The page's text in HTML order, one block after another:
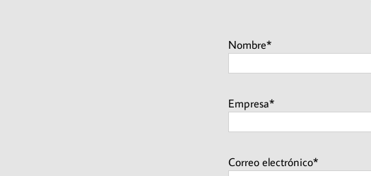
Nombre*
Empresa*
Correo electrónico*